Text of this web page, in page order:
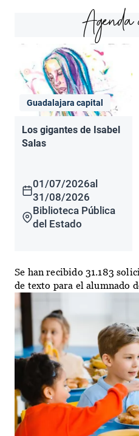
Guadalajara capital
Los gigantes de Isabel
Salas
01/07/2026al
31/08/2026
Biblioteca Pública
del Estado
Se han recibido 31.183
de texto para el alumnado